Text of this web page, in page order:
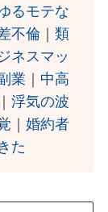
るモテな
不倫 ｜類
ネスマッ
業
中高
｜浮気の波
｜婚約者
た